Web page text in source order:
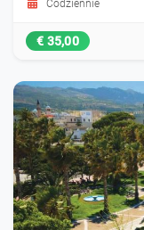
Codziennie
€ 35,00